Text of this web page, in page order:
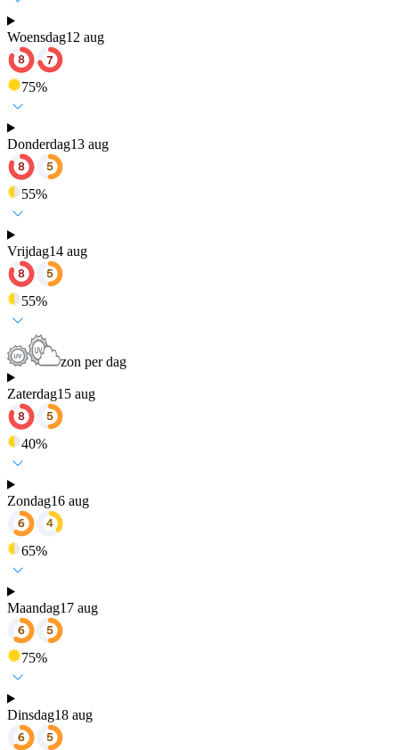
Woensdag12 aug
75%
Donderdag13 aug
55%
Vrijdag14 aug
55%
zon per dag
Zaterdag15 aug
40%
Zondag16 aug
65%
Maandag17 aug
75%
Dinsdag18 aug